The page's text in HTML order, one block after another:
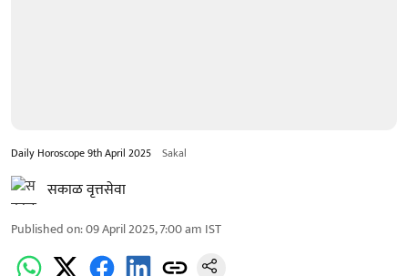
Daily Horoscope 9th April 2025 Sakal
सकाळ वृत्तसेवा
Published on:09 April 2025, 7:00 am IST